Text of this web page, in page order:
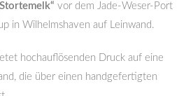
“vor dem Jade-Weser-Port
in Wilhelmshaven auf Leinwand.
hochauflösenden Druck auf eine
die über einen handgefertigten